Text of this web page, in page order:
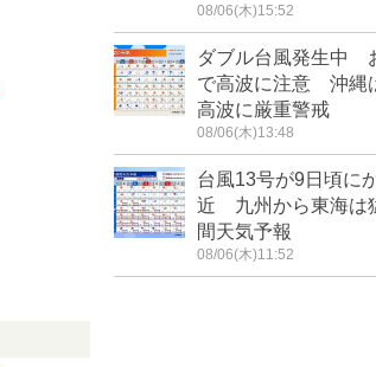
08/06(木)15:52
ダブル台風発生中
で高波に注意 沖縄
高波に厳重警戒
08/06(木)13:48
台風13号が9日頃に
近 九州から東海は
間天気予報
08/06(木)11:52